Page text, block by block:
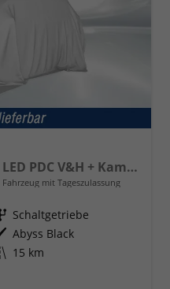
Comfort 1.6 T-GDI 2WD / LED PDC V&H + Kamera Sitz Lenkradheizung Alu 18"
Fahrzeug mit Tageszulassung
Getriebe Schaltgetriebe
Außenfarbe Abyss Black
Kilometerstand 15 km